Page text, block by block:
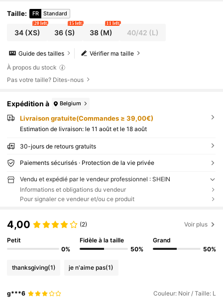
que en A, convient pour tenues élégantes, tenue
de bureau, tenue quotidienne, sorties, tenue déc
ontractée, tenue automne/hiver
Taille: FR Standard
34(XS)
20 left
36 (S)
15 left
38(M)
11 left
40/42 (L)
Vérifier ma taille
Guide des tailles
À propos du stock
Pas votre taille? Dites-nous
Expédition à Belgium
Livraison gratuite(Commandes ≥ 39,00€)
Estimation de livraison: le 11 août et le 18 août
30-jours de retours gratuits
Paiements sécurisés · Protection de la vie privée
Vendu et expédié par le vendeur professionnel : SHEIN
Informations et obligations du vendeur
Pour signaler ce vendeur et/ou ce produit
4,00 (2) Voir plus
Petit
0%
Fidèle à la taille
50%
Grand
50%
thanksgiving(1) je n'aime pas(1)
g***6 Couleur: Noir / Taille: L